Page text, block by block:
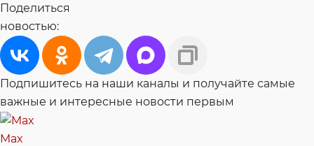
Поделиться
новостью:
Подпишитесь на наши каналы и получайте самые
важные и интересные новости первым
Max